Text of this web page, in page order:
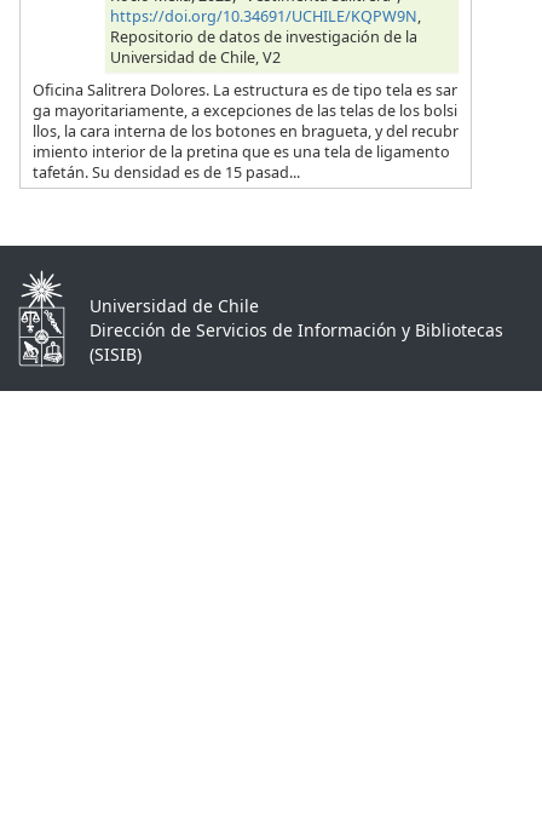
https://doi.org/10.34691/UCHILE/KQPW9N,
Repositorio de datos de investigación de la
Universidad de Chile, V2
Oficina Salitrera Dolores. La estructura es de tipo tela es sar
ga mayoritariamente, a excepciones de las telas de los bolsi
llos, la cara interna de los botones en bragueta, y del recubr
imiento interior de la pretina que es una tela de ligamento
tafetán. Su densidad es de 15 pasad...
Universidad de Chile
Dirección de Servicios de Información y Bibliotecas
(SISIB)